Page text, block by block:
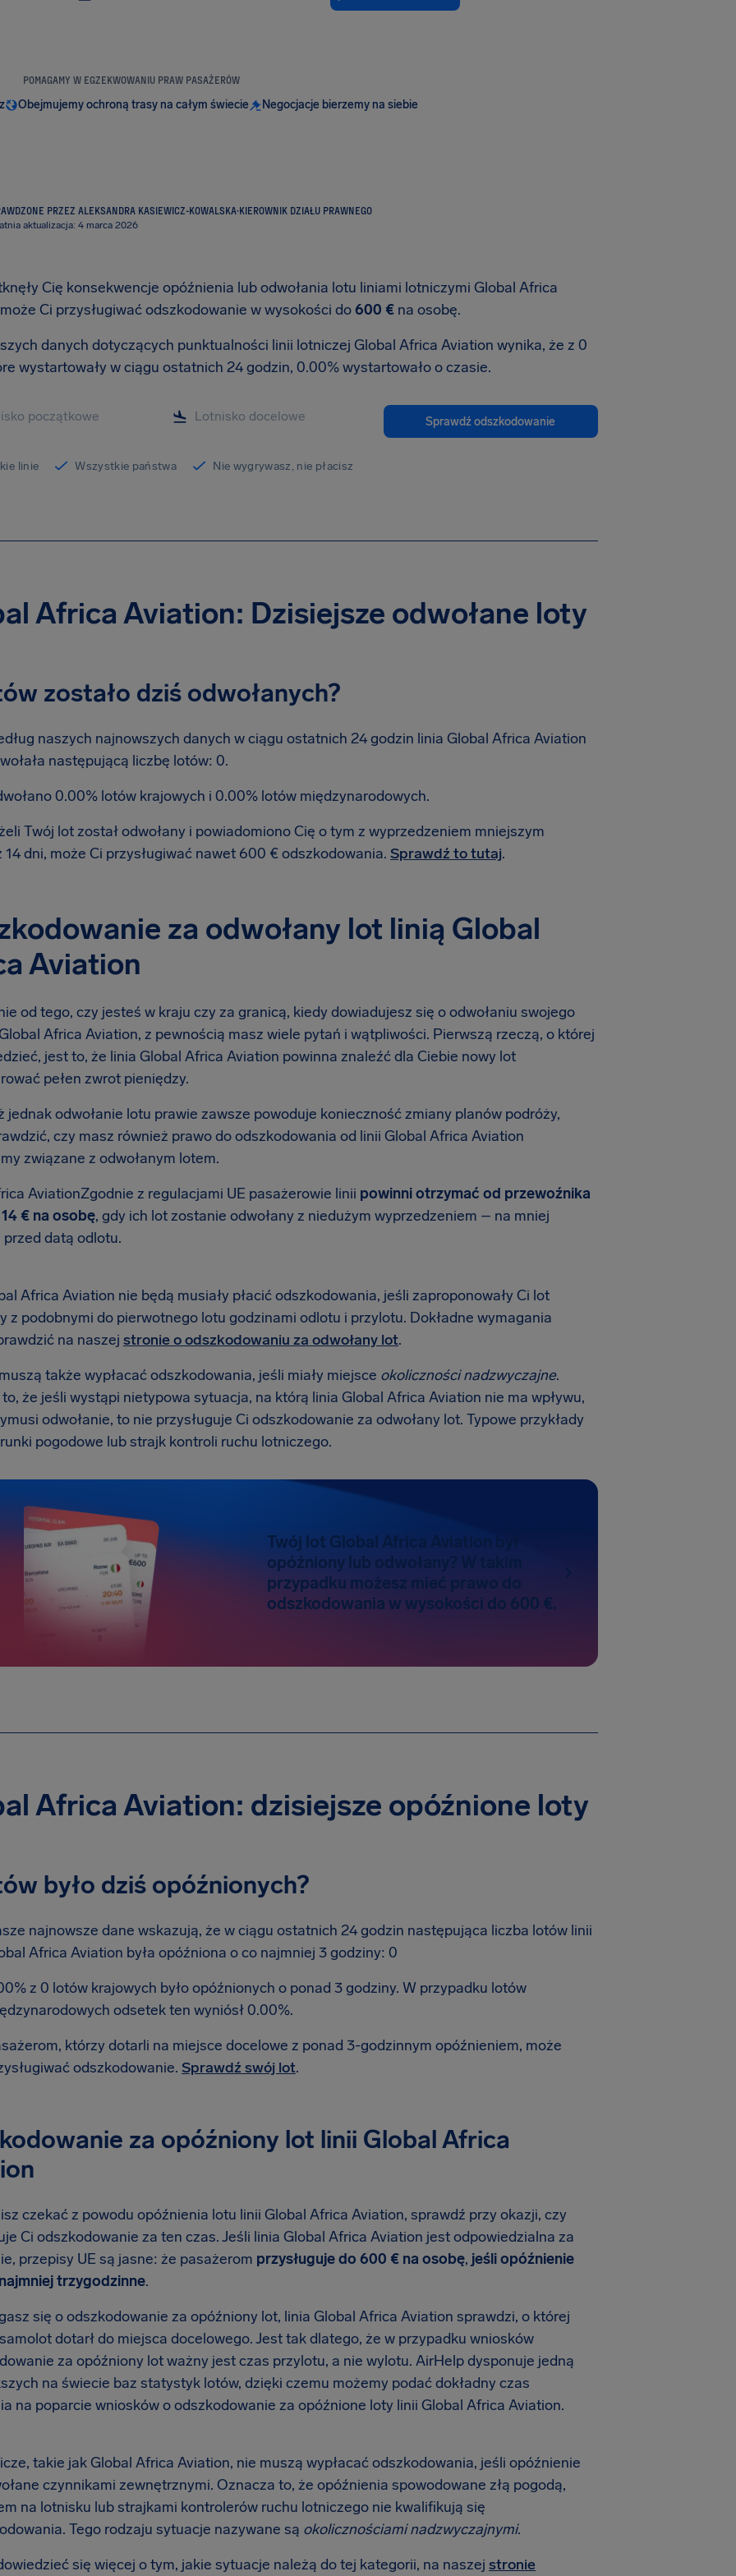
POMAGAMY W EGZEKWOWANIU PRAW PASAŻERÓW
Obejmujemy ochroną trasy na całym świecie Negocjacje bierzemy na siebie
PRZEZ ALEKSANDRA KASIEWICZ-KOWALSKA·KIEROWNIK DZIAŁU PRAWNEGO
aktualizacja: 4 marca 2026
Cię konsekwencje opóźnienia lub odwołania lotu liniami lotniczymi Global Africa
Ci przysługiwać odszkodowanie w wysokości do600 € na osobę.
danych dotyczących punktualności linii lotniczej Global Africa Aviation wynika, że z 0
wystartowały w ciągu ostatnich 24 godzin, 0.00% wystartowało o czasie.
Sprawdź odszkodowanie
linie Wszystkie państwa Nie wygrywasz, nie płacisz
Africa Aviation: Dzisiejsze odwołane loty
zostało dziś odwołanych?
naszych najnowszych danych w ciągu ostatnich 24 godzin linia Global Africa Aviation
następującą liczbę lotów: 0.
0.00% lotów krajowych i 0.00% lotów międzynarodowych.
Twój lot został odwołany i powiadomiono Cię o tym z wyprzedzeniem mniejszym
14 dni, może Ci przysługiwać nawet 600 € odszkodowania. Sprawdź to tutaj.
za odwołany lot linią Global
Aviation
od tego, czy jesteś w kraju czy za granicą, kiedy dowiadujesz się o odwołaniu swojego
Africa Aviation, z pewnością masz wiele pytań i wątpliwości. Pierwszą rzeczą, o której
jest to, że linia Global Africa Aviation powinna znaleźć dla Ciebie nowy lot
pełen zwrot pieniędzy.
jednak odwołanie lotu prawie zawsze powoduje konieczność zmiany planów podróży,
czy masz również prawo do odszkodowania od linii Global Africa Aviation
związane z odwołanym lotem.
AviationZgodnie z regulacjami UE pasażerowie linii powinni otrzymać od przewoźnika
€ na osobę, gdy ich lot zostanie odwołany z niedużym wyprzedzeniem – na mniej
przed datą odlotu.
Africa Aviation nie będą musiały płacić odszkodowania, jeśli zaproponowały Ci lot
z podobnymi do pierwotnego lotu godzinami odlotu i przylotu. Dokładne wymagania
na naszej stronie o odszkodowaniu za odwołany lot.
także wypłacać odszkodowania, jeśli miały miejsce okoliczności nadzwyczajne.
że jeśli wystąpi nietypowa sytuacja, na którą linia Global Africa Aviation nie ma wpływu,
odwołanie, to nie przysługuje Ci odszkodowanie za odwołany lot. Typowe przykłady
pogodowe lub strajk kontroli ruchu lotniczego.
Twój lot Global Africa Aviation był
opóźniony lub odwołany? W takim
przypadku możesz mieć prawo do
odszkodowania w wysokości do 600 €.
Africa Aviation: dzisiejsze opóźnione loty
było dziś opóźnionych?
najnowsze dane wskazują, że w ciągu ostatnich 24 godzin następująca liczba lotów linii
Africa Aviation była opóźniona o co najmniej 3 godziny: 0
z 0 lotów krajowych było opóźnionych o ponad 3 godziny. W przypadku lotów
odsetek ten wyniósł 0.00%.
którzy dotarli na miejsce docelowe z ponad 3-godzinnym opóźnieniem, może
odszkodowanie. Sprawdź swój lot.
za opóźniony lot linii Global Africa
czekać z powodu opóźnienia lotu linii Global Africa Aviation, sprawdź przy okazji, czy
Ci odszkodowanie za ten czas. Jeśli linia Global Africa Aviation jest odpowiedzialna za
przepisy UE są jasne: że pasażerom przysługuje do 600 € na osobę, jeśli opóźnienie
trzygodzinne.
się o odszkodowanie za opóźniony lot, linia Global Africa Aviation sprawdzi, o której
dotarł do miejsca docelowego. Jest tak dlatego, że w przypadku wniosków
za opóźniony lot ważny jest czas przylotu, a nie wylotu. AirHelp dysponuje jedną
na świecie baz statystyk lotów, dzięki czemu możemy podać dokładny czas
na poparcie wniosków o odszkodowanie za opóźnione loty linii Global Africa Aviation.
takie jak Global Africa Aviation, nie muszą wypłacać odszkodowania, jeśli opóźnienie
czynnikami zewnętrznymi. Oznacza to, że opóźnienia spowodowane złą pogodą,
na lotnisku lub strajkami kontrolerów ruchu lotniczego nie kwalifikują się
Tego rodzaju sytuacje nazywane są okolicznościami nadzwyczajnymi.
się więcej o tym, jakie sytuacje należą do tej kategorii, na naszej stronie